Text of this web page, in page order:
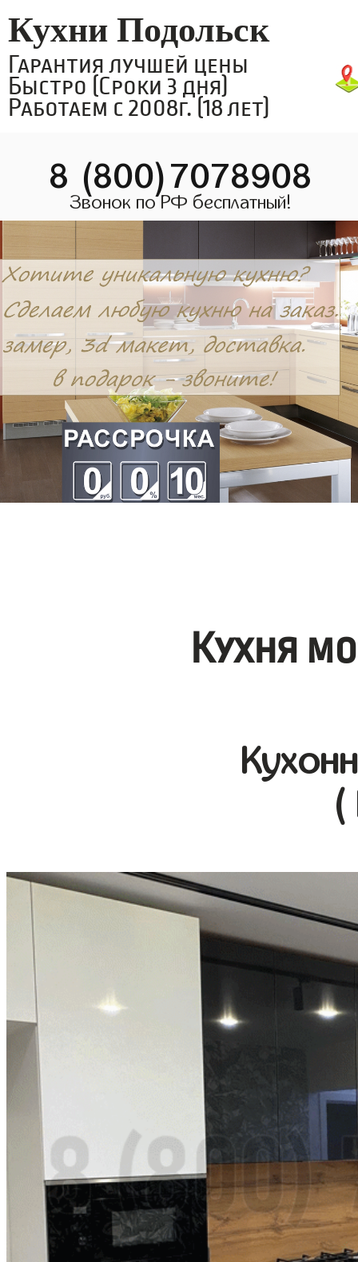
Кухни Подольск
Гарантия лучшей цены
Быстро (Сроки 3 дня)
Работаем с 2008г. (18 лет)
8 (800)7078908
Звонок по РФ бесплатный!
Кухня
(